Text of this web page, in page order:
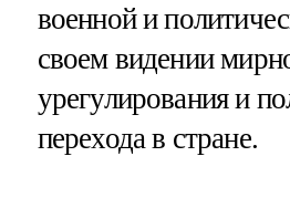
военной и
своем видении
урегулирования и
перехода в стране.